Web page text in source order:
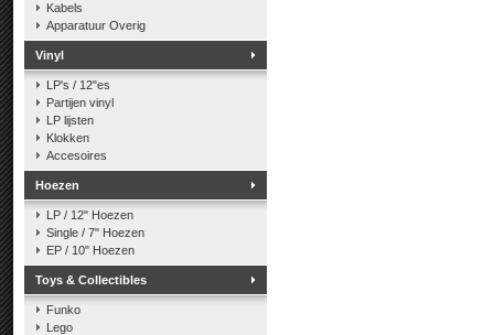
Kabels
Apparatuur Overig
Vinyl
LP's / 12"es
Partijen vinyl
LP lijsten
Klokken
Accesoires
Hoezen
LP / 12" Hoezen
Single / 7" Hoezen
EP / 10" Hoezen
Toys & Collectibles
Funko
Lego